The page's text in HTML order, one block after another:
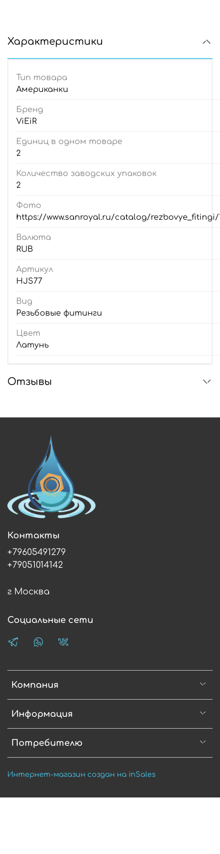
Характеристики
Тип товара
Американки
Бренд
ViEiR
Единиц в одном товаре
2
Количество заводских упаковок
2
Фото
https://www.sanroyal.ru/catalog/rezbovye_fitingi/
Валюта
RUB
Артикул
HJS77
Вид
Резьбовые фитинги
Цвет
Латунь
Отзывы
Компания
Информация
Потребителю
Контакты
+79605491279
+79051014142
г Москва
Социальные сети
Интернет-магазин создан на inSales